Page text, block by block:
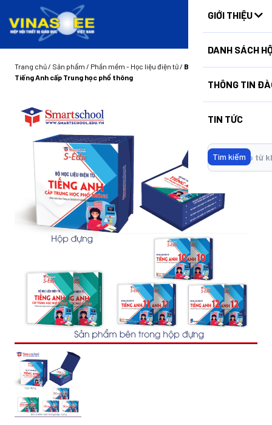
HUẤN
GIỚI THIỆU
DANH SÁCH
THÔNG TIN
TIN TỨC
Tìm kiếm
Trang chủ/ Sản phẩm / Phần mềm - Học liệu điện tử/ Bộ học liệu điện tử
Tiếng Anh cấp Trung học phổ thông